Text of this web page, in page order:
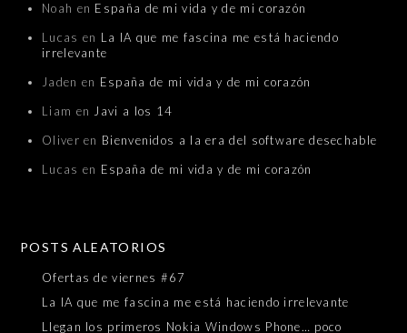
Noah en España de mi vida y de mi corazón
Lucas en La IA que me fascina me está haciendo
irrelevante
Jaden en España de mi vida y de mi corazón
Liam en Javi a los 14
Oliver en Bienvenidos a la era del software desechable
Lucas en España de mi vida y de mi corazón
POSTS ALEATORIOS
Ofertas de viernes #67
La IA que me fascina me está haciendo irrelevante
Llegan los primeros Nokia Windows Phone… poco